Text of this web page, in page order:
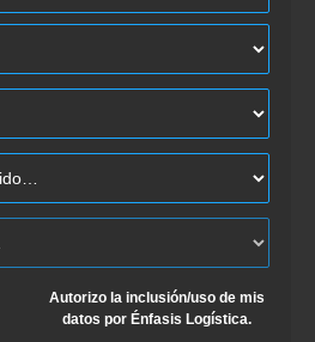
Autorizo la inclusión/uso de mis
datos por Énfasis Logística.